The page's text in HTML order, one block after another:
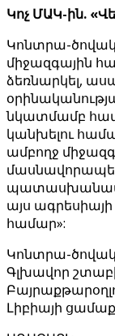
Կոչ ՄԱԿ-ին.
Կոնտրա-
միջազգային
ձեռնարկել,
նկատմամբ
կանխելու
ամբողջ
այս ագրեսիայի
համար»:
Կոնտրա-
Գլխավոր
Լիբիայի